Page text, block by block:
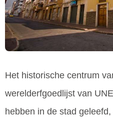
Het historische centrum
werelderfgoedlijst van
hebben in de stad